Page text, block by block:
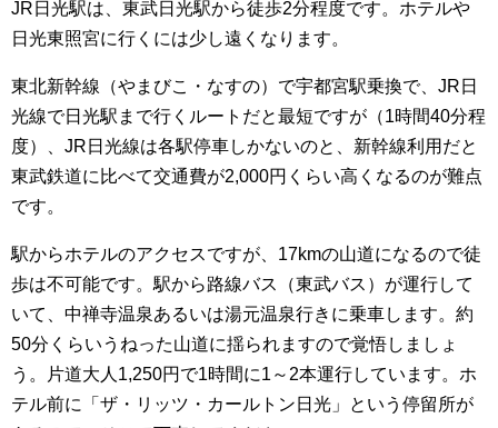
JR日光駅は、東武日光駅から徒歩2分程度です。ホテルや
日光東照宮に行くには少し遠くなります。
東北新幹線（やまびこ・なすの）で宇都宮駅乗換で、JR日
光線で日光駅まで行くルートだと最短ですが（1時間40分程
度）、JR日光線は各駅停車しかないのと、新幹線利用だと
東武鉄道に比べて交通費が2,000円くらい高くなるのが難点
です。
駅からホテルのアクセスですが、17kmの山道になるので徒
歩は不可能です。駅から路線バス（東武バス）が運行して
いて、中禅寺温泉あるいは湯元温泉行きに乗車します。約
50分くらいうねった山道に揺られますので覚悟しましょ
う。片道大人1,250円で1時間に1～2本運行しています。ホ
テル前に「ザ・リッツ・カールトン日光」という停留所が